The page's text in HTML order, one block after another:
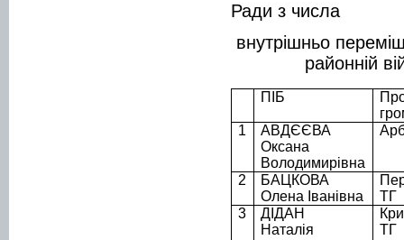
Ради з числа
внутрішньо
районній
ПІБ
1
АВДЄЄВА
Оксана
Володимирівна
2
БАЦКОВА
Олена Іванівна
ТГ
3
ДІДАН
Наталія
ТГ